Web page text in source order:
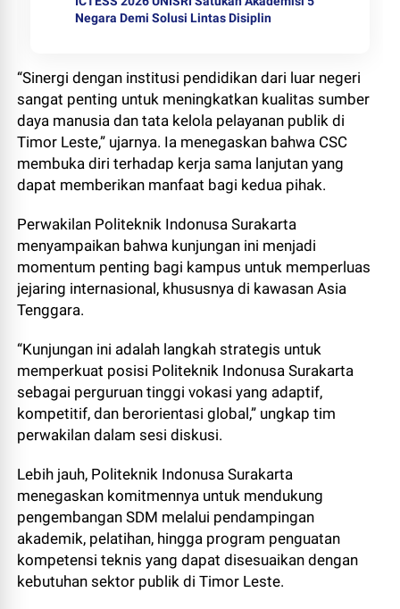
Negara Demi Solusi Lintas Disiplin
“Sinergi dengan institusi pendidikan dari luar negeri
sangat penting untuk meningkatkan kualitas sumber
daya manusia dan tata kelola pelayanan publik di
Timor Leste,” ujarnya. Ia menegaskan bahwa CSC
membuka diri terhadap kerja sama lanjutan yang
dapat memberikan manfaat bagi kedua pihak.
Perwakilan Politeknik Indonusa Surakarta
menyampaikan bahwa kunjungan ini menjadi
momentum penting bagi kampus untuk memperluas
jejaring internasional, khususnya di kawasan Asia
Tenggara.
“Kunjungan ini adalah langkah strategis untuk
memperkuat posisi Politeknik Indonusa Surakarta
sebagai perguruan tinggi vokasi yang adaptif,
kompetitif, dan berorientasi global,” ungkap tim
perwakilan dalam sesi diskusi.
Lebih jauh, Politeknik Indonusa Surakarta
menegaskan komitmennya untuk mendukung
pengembangan SDM melalui pendampingan
akademik, pelatihan, hingga program penguatan
kompetensi teknis yang dapat disesuaikan dengan
kebutuhan sektor publik di Timor Leste.